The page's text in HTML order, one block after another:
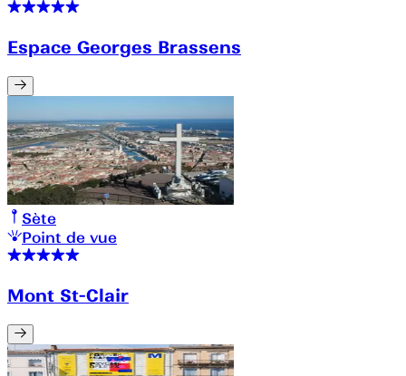
Espace Georges Brassens
Sète
Point de vue
Mont St-Clair